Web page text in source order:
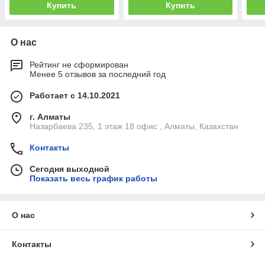
Купить Купить
О нас
Рейтинг не сформирован
Менее 5 отзывов за последний год
Работает с 14.10.2021
г. Алматы
Назарбаева 235, 1 этаж 18 офис , Алматы, Казахстан
Контакты
Сегодня выходной
Показать весь график работы
О нас
Контакты